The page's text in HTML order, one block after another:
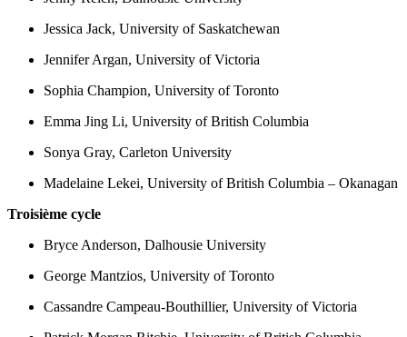
Jessica Jack, University of Saskatchewan
Jennifer Argan, University of Victoria
Sophia Champion, University of Toronto
Emma Jing Li, University of British Columbia
Sonya Gray, Carleton University
Madelaine Lekei, University of British Columbia – Okanagan
Troisième cycle
Bryce Anderson, Dalhousie University
George Mantzios, University of Toronto
Cassandre Campeau-Bouthillier, University of Victoria